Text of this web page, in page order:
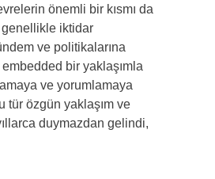
önemli bir kısmı da
iktidar
ve politikalarına
bir yaklaşımla
ve yorumlamaya
tür özgün yaklaşım ve
duymazdan gelindi,